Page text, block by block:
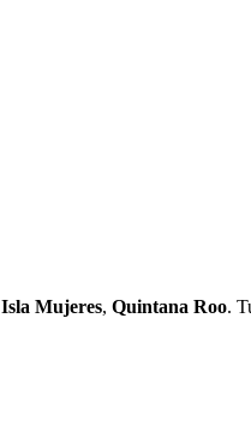
Isla Mujeres, Quintana Roo.